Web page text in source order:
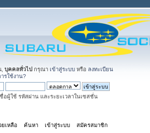
บุคคลทั่วไป กรุณา เข้าสู่ระบบ หรือ ลงทะเบียน
รใช้งาน?
อผู้ใช้ รหัสผ่าน และระยะเวลาในเซสชั่น
ยเหลือ ค้นหา เข้าสู่ระบบ สมัครสมาชิก